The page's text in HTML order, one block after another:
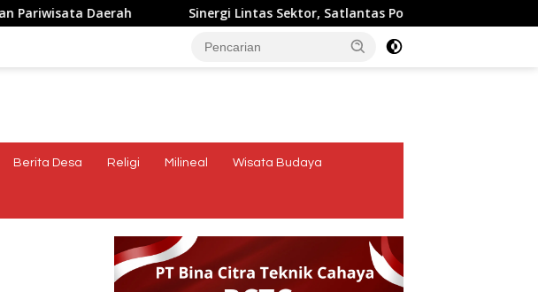
Sinergi Lintas Sektor, Satlantas Polres Ende Polda NTT Bersama Forum LLAJ
Berita Desa Religi Milineal Wisata Budaya